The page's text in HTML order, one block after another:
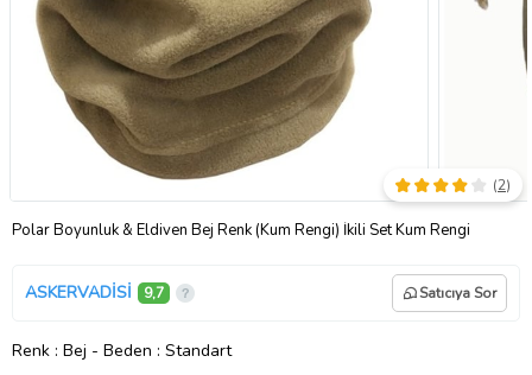
Polar Boyunluk & Eldiven Bej Renk (Kum Rengi) İkili Set Kum Rengi
(2)
ASKERVADİSİ 9,7 Satıcıya Sor
Renk : Bej - Beden : Standart